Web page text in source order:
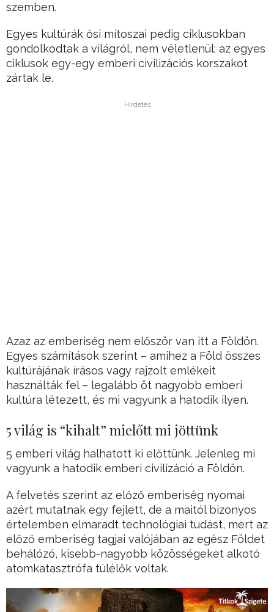
szemben.
Egyes kultúrák ősi mítoszai pedig ciklusokban
gondolkodtak a világról, nem véletlenül: az egyes
ciklusok egy-egy emberi civilizációs korszakot
zártak le.
Hirdetés
Azaz az emberiség nem először van itt a Földön.
Egyes számítások szerint – amihez a Föld összes
kultúrájának írásos vagy rajzolt emlékeit
használták fel – legalább öt nagyobb emberi
kultúra létezett, és mi vagyunk a hatodik ilyen.
5 világ is “kihalt” mielőtt mi jöttünk
5 emberi világ halhatott ki előttünk. Jelenleg mi
vagyunk a hatodik emberi civilizáció a Földön.
A felvetés szerint az előző emberiség nyomai
azért mutatnak egy fejlett, de a maitól bizonyos
értelemben elmaradt technológiai tudást, mert az
előző emberiség tagjai valójában az egész Földet
behálózó, kisebb-nagyobb közösségeket alkotó
atomkatasztrófa túlélők voltak.